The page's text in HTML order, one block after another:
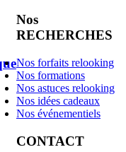
Nos
RECHERCHES
Nos forfaits relooking
Nos formations
Nos astuces relooking
Nos idées cadeaux
Nos événementiels
CONTACT